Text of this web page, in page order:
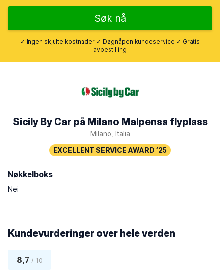
Søk nå
✓ Ingen skjulte kostnader ✓ Døgnåpen kundeservice ✓ Gratis
avbestilling
Sicily By Car på Milano Malpensa flyplass
Milano, Italia
Nøkkelboks
Nei
Kundevurderinger over hele verden
8,7 / 10